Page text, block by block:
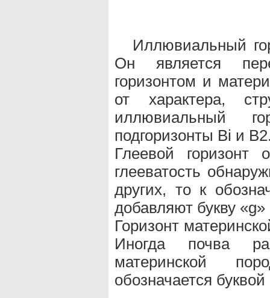
Иллювиальный
Он является
горизонтом и
от характера,
иллювиальный
подгоризонты Bi и
Глеевой горизонт
глееватость
других, то к
добавляют букву
Горизонт
Иногда почва
материнской
обозначается буквой